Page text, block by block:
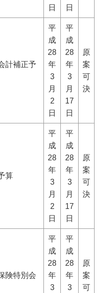
日
日
計補正予
平
成
28
年
3
月
2
日
平
成
28
年
3
月
17
日
原
案
可
決
算
平
成
28
年
3
月
2
日
平
成
28
年
3
月
17
日
原
案
可
決
険特別会
平
成
28
年
3
平
成
28
年
3
原
案
可